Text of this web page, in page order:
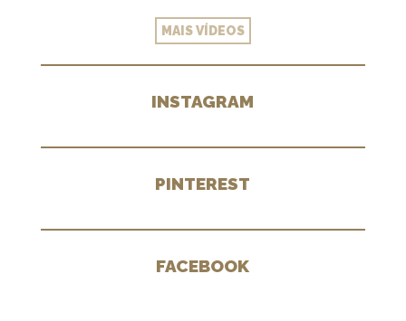
MAIS VÍDEOS
INSTAGRAM
PINTEREST
FACEBOOK